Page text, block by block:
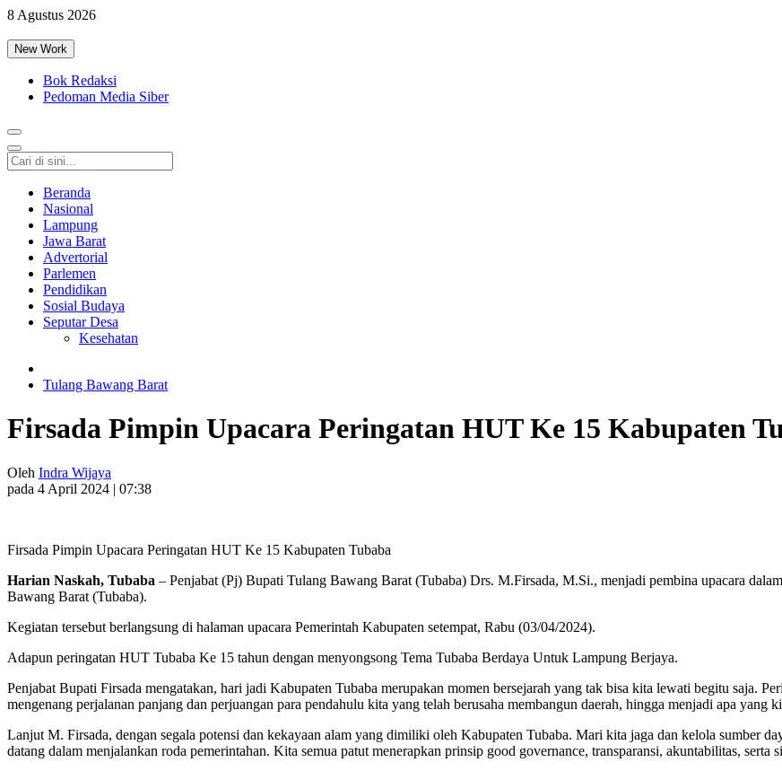
8 Agustus 2026
New Work
Bok Redaksi
Pedoman Media Siber
Beranda
Nasional
Lampung
Jawa Barat
Advertorial
Parlemen
Pendidikan
Sosial Budaya
Seputar Desa
Kesehatan
Tulang Bawang Barat
Firsada Pimpin Upacara Peringatan HUT Ke 15 Kabupaten
Oleh Indra Wijaya
pada 4 April 2024 | 07:38
Firsada Pimpin Upacara Peringatan HUT Ke 15 Kabupaten Tubaba
Harian Naskah, Tubaba – Penjabat (Pj) Bupati Tulang Bawang Barat (Tubaba) Drs. M.Firsada, M.Si., menjadi pembina upacara
Bawang Barat (Tubaba).
Kegiatan tersebut berlangsung di halaman upacara Pemerintah Kabupaten setempat, Rabu (03/04/2024).
Adapun peringatan HUT Tubaba Ke 15 tahun dengan menyongsong Tema Tubaba Berdaya Untuk Lampung Berjaya.
Penjabat Bupati Firsada mengatakan, hari jadi Kabupaten Tubaba merupakan momen bersejarah yang tak bisa kita lewati begitu saja.
mengenang perjalanan panjang dan perjuangan para pendahulu kita yang telah berusaha membangun daerah, hingga menjadi apa yang
Lanjut M. Firsada, dengan segala potensi dan kekayaan alam yang dimiliki oleh Kabupaten Tubaba. Mari kita jaga dan kelola sumber
datang dalam menjalankan roda pemerintahan. Kita semua patut menerapkan prinsip good governance, transparansi, akuntabilitas, serta